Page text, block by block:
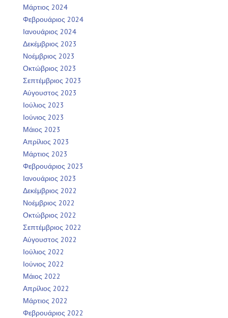
Μάρτιος 2024
Φεβρουάριος 2024
Ιανουάριος 2024
Δεκέμβριος 2023
Νοέμβριος 2023
Οκτώβριος 2023
Σεπτέμβριος 2023
Αύγουστος 2023
Ιούλιος 2023
Ιούνιος 2023
Μάιος 2023
Απρίλιος 2023
Μάρτιος 2023
Φεβρουάριος 2023
Ιανουάριος 2023
Δεκέμβριος 2022
Νοέμβριος 2022
Οκτώβριος 2022
Σεπτέμβριος 2022
Αύγουστος 2022
Ιούλιος 2022
Ιούνιος 2022
Μάιος 2022
Απρίλιος 2022
Μάρτιος 2022
Φεβρουάριος 2022